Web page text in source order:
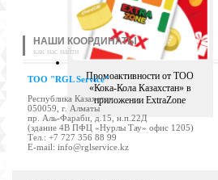
Промоактивности от ТОО
«Кока-Кола Казахстан» в
приложении ExtraZone
НАШИ КООРДИНАТЫ
как нас найти
TOO "RGL Service"
Республика Казахстан
050059, г. Алматы
пр. Аль-Фараби, д.15, н.п.22Д
(здание 4В ПФЦ «Нурлы Тау» офис 1205)
Tел.: +7 727 356 88 99
E-mail: info@rglservice.kz